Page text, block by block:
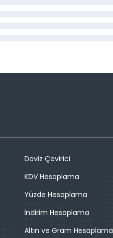
Döviz Çevirici
KDV Hesaplama
Yüzde Hesaplama
İndirim Hesaplama
Altın ve Gram Hesaplama